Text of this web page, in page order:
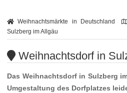
Weihnachtsmärkte in Deutschland
Sulzberg im Allgäu
Weihnachtsdorf in
Das Weihnachtsdorf in Sulzberg
Umgestaltung des Dorfplatzes